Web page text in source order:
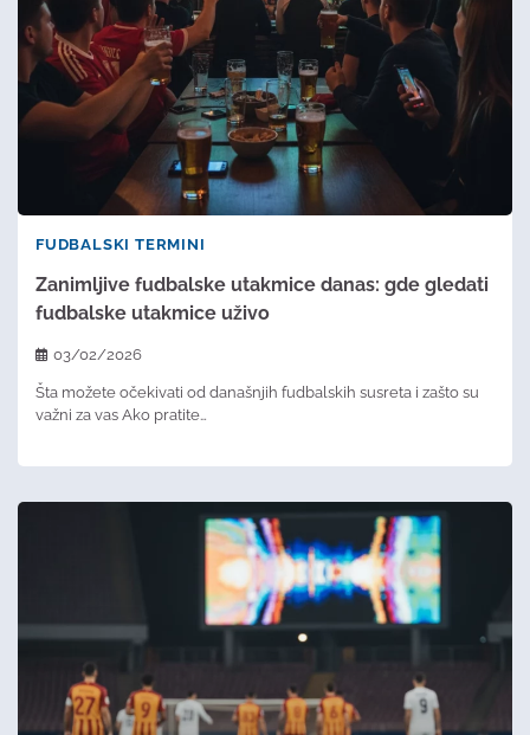
FUDBALSKI TERMINI
Zanimljive fudbalske utakmice danas: gde gledati
fudbalske utakmice uživo
03/02/2026
Šta možete očekivati od današnjih fudbalskih susreta i zašto su
važni za vas Ako pratite…